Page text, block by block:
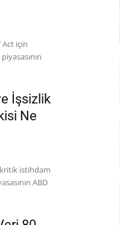
Act için
İşsizlik
Ne
kritik istihdam
ABD